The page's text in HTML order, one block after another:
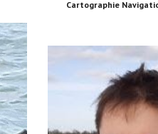
Cartographie